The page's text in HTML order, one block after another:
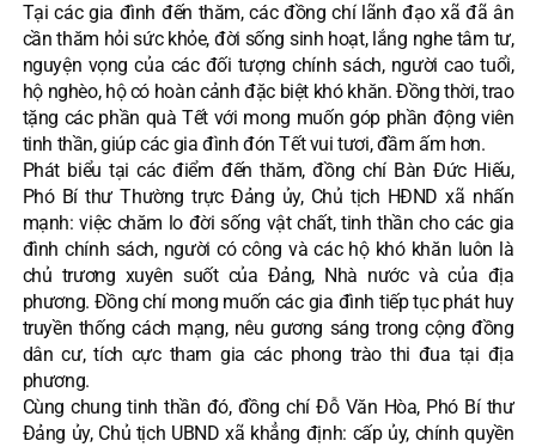
Tại các gia đình đến thăm, các đồng chí lãnh đạo xã đã ân
cần thăm hỏi sức khỏe, đời sống sinh hoạt, lắng nghe tâm tư,
nguyện vọng của các đối tượng chính sách, người cao tuổi,
hộ nghèo, hộ có hoàn cảnh đặc biệt khó khăn. Đồng thời, trao
tặng các phần quà Tết với mong muốn góp phần động viên
tinh thần, giúp các gia đình đón Tết vui tươi, đầm ấm hơn.
Phát biểu tại các điểm đến thăm, đồng chí Bàn Đức Hiếu,
Phó Bí thư Thường trực Đảng ủy, Chủ tịch HĐND xã nhấn
mạnh: việc chăm lo đời sống vật chất, tinh thần cho các gia
đình chính sách, người có công và các hộ khó khăn luôn là
chủ trương xuyên suốt của Đảng, Nhà nước và của địa
phương. Đồng chí mong muốn các gia đình tiếp tục phát huy
truyền thống cách mạng, nêu gương sáng trong cộng đồng
dân cư, tích cực tham gia các phong trào thi đua tại địa
phương.
Cùng chung tinh thần đó, đồng chí Đỗ Văn Hòa, Phó Bí thư
Đảng ủy, Chủ tịch UBND xã khẳng định: cấp ủy, chính quyền